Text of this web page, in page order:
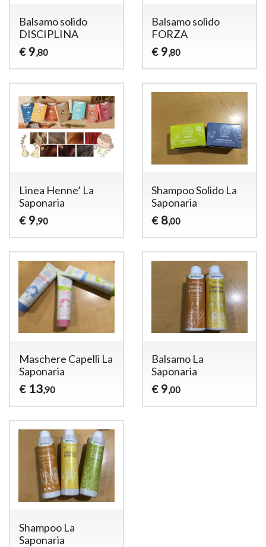
Balsamo solido
DISCIPLINA
€ 9,80
Balsamo solido
FORZA
€ 9,80
Linea Henne’ La
Saponaria
€ 9,90
Shampoo Solido La
Saponaria
€ 8,00
Maschere Capelli La
Saponaria
€ 13,90
Balsamo La
Saponaria
€ 9,00
Shampoo La
Saponaria